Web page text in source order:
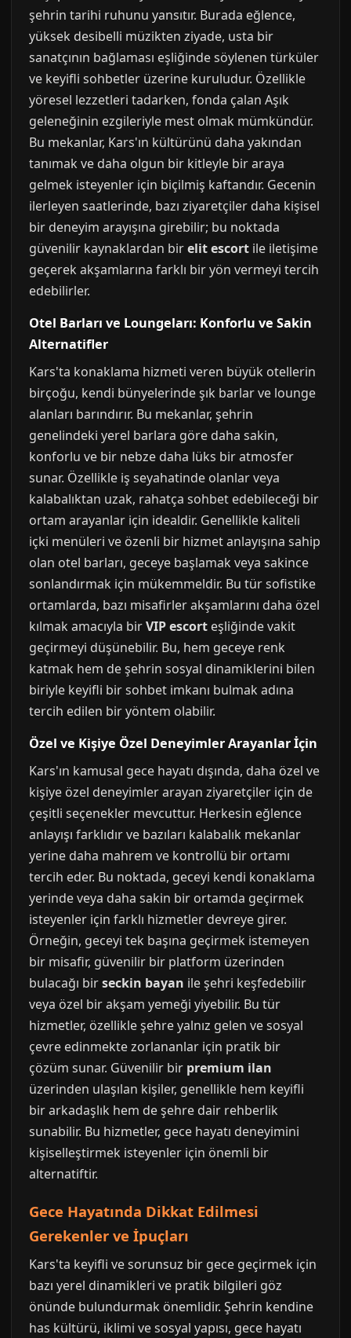
şehrin tarihi ruhunu yansıtır. Burada eğlence,
yüksek desibelli müzikten ziyade, usta bir
sanatçının bağlaması eşliğinde söylenen türküler
ve keyifli sohbetler üzerine kuruludur. Özellikle
yöresel lezzetleri tadarken, fonda çalan Aşık
geleneğinin ezgileriyle mest olmak mümkündür.
Bu mekanlar, Kars'ın kültürünü daha yakından
tanımak ve daha olgun bir kitleyle bir araya
gelmek isteyenler için biçilmiş kaftandır. Gecenin
ilerleyen saatlerinde, bazı ziyaretçiler daha kişisel
bir deneyim arayışına girebilir; bu noktada
güvenilir kaynaklardan birelit escort ile iletişime
geçerek akşamlarına farklı bir yön vermeyi tercih
edebilirler.
Otel Barları ve Loungeları: Konforlu ve Sakin
Alternatifler
Kars'ta konaklama hizmeti veren büyük otellerin
birçoğu, kendi bünyelerinde şık barlar ve lounge
alanları barındırır. Bu mekanlar, şehrin
genelindeki yerel barlara göre daha sakin,
konforlu ve bir nebze daha lüks bir atmosfer
sunar. Özellikle iş seyahatinde olanlar veya
kalabalıktan uzak, rahatça sohbet edebileceği bir
ortam arayanlar için idealdir. Genellikle kaliteli
içki menüleri ve özenli bir hizmet anlayışına sahip
olan otel barları, geceye başlamak veya sakince
sonlandırmak için mükemmeldir. Bu tür sofistike
ortamlarda, bazı misafirler akşamlarını daha özel
kılmak amacıyla birVIP escort eşliğinde vakit
geçirmeyi düşünebilir. Bu, hem geceye renk
katmak hem de şehrin sosyal dinamiklerini bilen
biriyle keyifli bir sohbet imkanı bulmak adına
tercih edilen bir yöntem olabilir.
Özel ve Kişiye Özel Deneyimler Arayanlar İçin
Kars'ın kamusal gece hayatı dışında, daha özel ve
kişiye özel deneyimler arayan ziyaretçiler için de
çeşitli seçenekler mevcuttur. Herkesin eğlence
anlayışı farklıdır ve bazıları kalabalık mekanlar
yerine daha mahrem ve kontrollü bir ortamı
tercih eder. Bu noktada, geceyi kendi konaklama
yerinde veya daha sakin bir ortamda geçirmek
isteyenler için farklı hizmetler devreye girer.
Örneğin, geceyi tek başına geçirmek istemeyen
bir misafir, güvenilir bir platform üzerinden
bulacağı birseckin bayan ile şehri keşfedebilir
veya özel bir akşam yemeği yiyebilir. Bu tür
hizmetler, özellikle şehre yalnız gelen ve sosyal
çevre edinmekte zorlananlar için pratik bir
çözüm sunar. Güvenilir bir premium ilan
üzerinden ulaşılan kişiler, genellikle hem keyifli
bir arkadaşlık hem de şehre dair rehberlik
sunabilir. Bu hizmetler, gece hayatı deneyimini
kişiselleştirmek isteyenler için önemli bir
alternatiftir.
Gece Hayatında Dikkat Edilmesi
Gerekenler ve İpuçları
Kars'ta keyifli ve sorunsuz bir gece geçirmek için
bazı yerel dinamikleri ve pratik bilgileri göz
önünde bulundurmak önemlidir. Şehrin kendine
has kültürü, iklimi ve sosyal yapısı, gece hayatı